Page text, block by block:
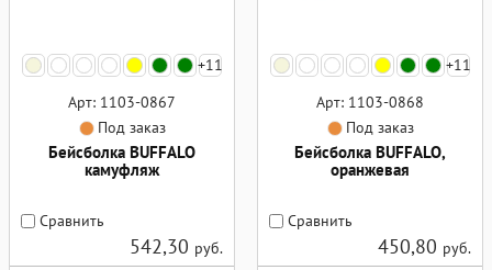
+11
Арт: 1103-0867
Под заказ
Бейсболка BUFFALO
камуфляж
Сравнить
542,30 руб.
+11
Арт: 1103-0868
Под заказ
Бейсболка BUFFALO,
оранжевая
Сравнить
450,80 руб.